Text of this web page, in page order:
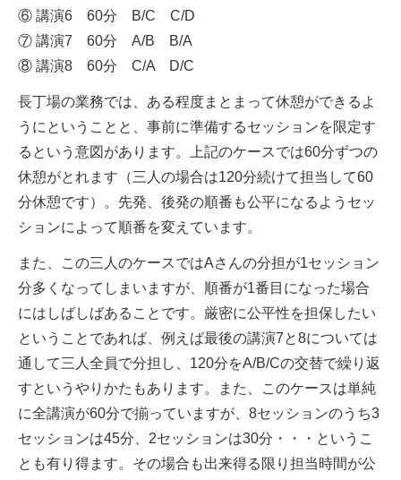
⑥ 講演6 60分 B/C C/D
⑦ 講演7 60分 A/B B/A
⑧ 講演8 60分 C/A D/C
長丁場の業務では、ある程度まとまって休憩ができるよ
うにということと、事前に準備するセッションを限定す
るという意図があります。上記のケースでは60分ずつの
休憩がとれます（三人の場合は120分続けて担当して60
分休憩です）。先発、後発の順番も公平になるようセッ
ションによって順番を変えています。
また、この三人のケースではAさんの分担が1セッション
分多くなってしまいますが、順番が1番目になった場合
にはしばしばあることです。厳密に公平性を担保したい
ということであれば、例えば最後の講演7と8については
通して三人全員で分担し、120分をA/B/Cの交替で繰り返
すというやりかたもあります。また、このケースは単純
に全講演が60分で揃っていますが、8セッションのうち3
セッションは45分、2セッションは30分・・・というこ
とも有り得ます。その場合も出来得る限り担当時間が公